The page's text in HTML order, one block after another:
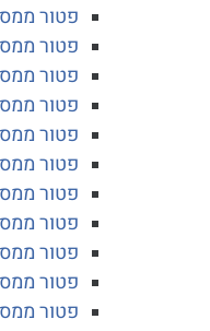
פטור ממס
פטור ממס
פטור ממס הכנסה
פטור ממס
פטור ממס
פטור ממס
פטור ממס
פטור ממס
פטור ממס
פטור ממס
פטור ממס